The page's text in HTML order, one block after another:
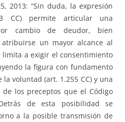
2013: “Sin duda, la expresión
CC) permite articular una
cambio de deudor, bien
un mayor alcance al
limita a exigir el consentimiento
la figura con fundamento
voluntad (art. 1.255 CC) y una
los preceptos que el Código
de esta posibilidad se
a la posible transmisión de